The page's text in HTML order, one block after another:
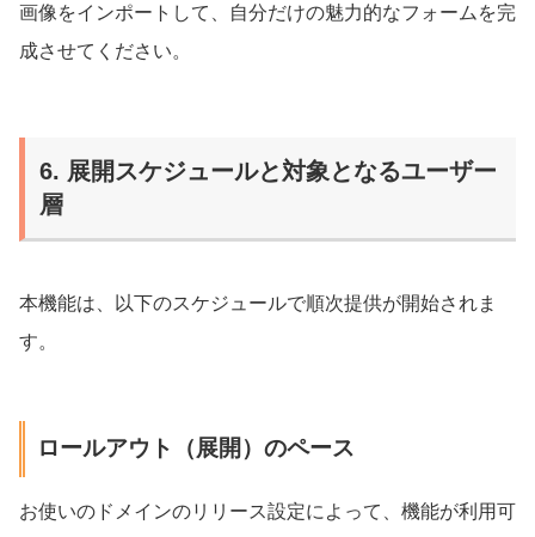
画像をインポートして、自分だけの魅力的なフォームを完
成させてください。
6. 展開スケジュールと対象となるユーザー
層
本機能は、以下のスケジュールで順次提供が開始されま
す。
ロールアウト（展開）のペース
お使いのドメインのリリース設定によって、機能が利用可